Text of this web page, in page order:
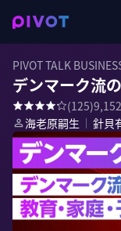
PIVOT TALK
デンマーク流
(125)9,152
海老原嗣生 ｜ 針貝